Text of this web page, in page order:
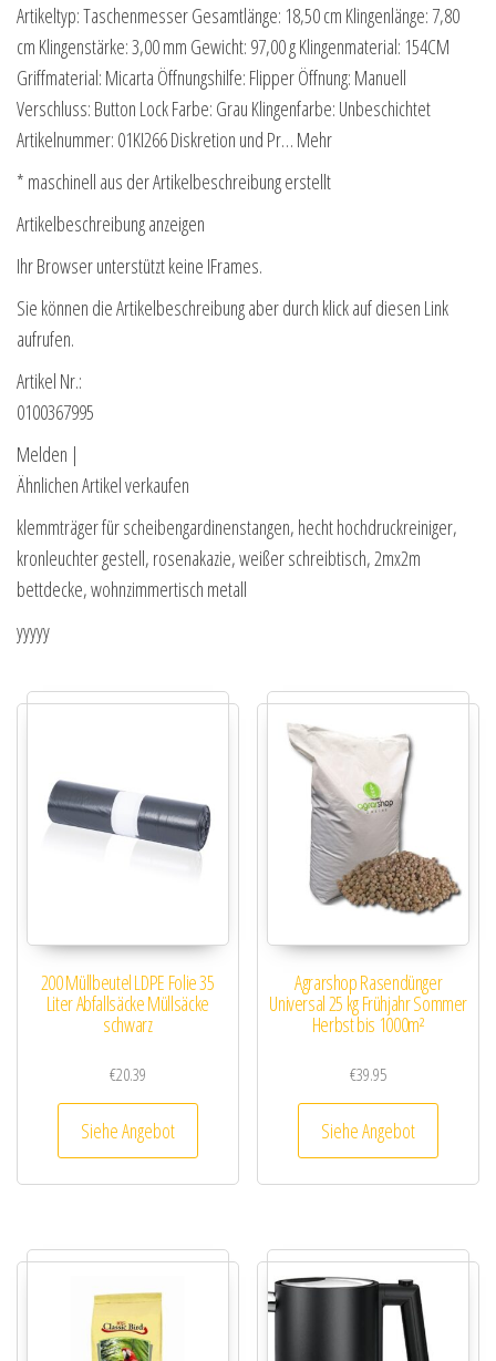
Artikeltyp: Taschenmesser Gesamtlänge: 18,50 cm Klingenlänge: 7,80
cm Klingenstärke: 3,00 mm Gewicht: 97,00 g Klingenmaterial: 154CM
Griffmaterial: Micarta Öffnungshilfe: Flipper Öffnung: Manuell
Verschluss: Button Lock Farbe: Grau Klingenfarbe: Unbeschichtet
Artikelnummer: 01KI266 Diskretion und Pr… Mehr
* maschinell aus der Artikelbeschreibung erstellt
Artikelbeschreibung anzeigen
Ihr Browser unterstützt keine IFrames.
Sie können die Artikelbeschreibung aber durch klick auf diesen Link
aufrufen.
Artikel Nr.:
0100367995
Melden |
Ähnlichen Artikel verkaufen
klemmträger für scheibengardinenstangen, hecht hochdruckreiniger,
kronleuchter gestell, rosenakazie, weißer schreibtisch, 2mx2m
bettdecke, wohnzimmertisch metall
yyyyy
200 Müllbeutel LDPE Folie 35
Liter Abfallsäcke Müllsäcke
schwarz
€20.39
Siehe Angebot
Agrarshop Rasendünger
Universal 25 kg Frühjahr Sommer
Herbst bis 1000m²
€39.95
Siehe Angebot